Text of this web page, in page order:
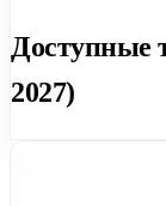
Доступные
2027)